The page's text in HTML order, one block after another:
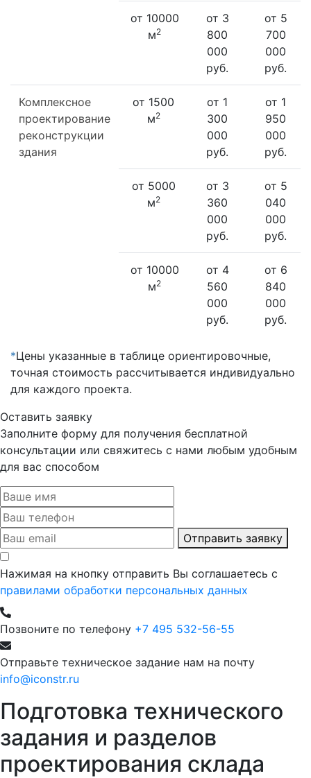
от 10000
м2
от 3
800
000
руб.
от 5
700
000
руб.
Комплексное
проектирование
реконструкции
здания
от 1500
м2
от 1
300
000
руб.
от 1
950
000
руб.
от 5000
м2
от 3
360
000
руб.
от 5
040
000
руб.
от 10000
м2
от 4
560
000
руб.
от 6
840
000
руб.
*Цены указанные в таблице ориентировочные,
точная стоимость рассчитывается индивидуально
для каждого проекта.
Оставить заявку
Заполните форму для получения бесплатной
консультации или свяжитесь с нами любым удобным
для вас способом
Отправить заявку
Нажимая на кнопку отправить Вы соглашаетесь с
правилами обработки персональных данных
Позвоните по телефону +7 495 532-56-55
Отправьте техническое задание нам на почту
info@iconstr.ru
Подготовка технического
задания и разделов
проектирования склада